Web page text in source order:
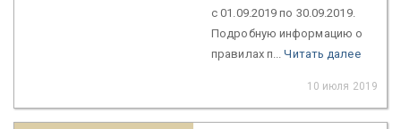
с 01.09.2019 по 30.09.2019.
Подробную информацию о
правилах п...Читать далее
10 июля 2019